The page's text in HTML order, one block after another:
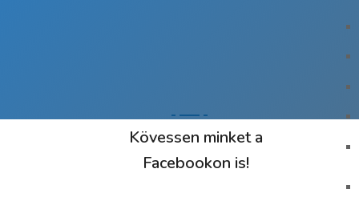
Kövessen minket a
Facebookon is!